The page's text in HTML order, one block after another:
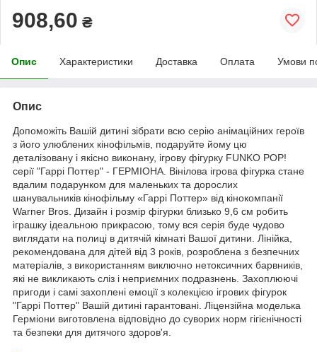
908,60 ₴
Опис Характеристики Доставка Оплата Умови
Опис
Допоможіть Вашій дитині зібрати всю серію анімаційних героїв
з його улюблених кінофільмів, подаруйте йому цю
деталізовану і якісно виконану, ігрову фігурку FUNKO POP!
серії "Гаррі Поттер" - ГЕРМІОНА. Вінілова ігрова фігурка стане
вдалим подарунком для маленьких та дорослих
шанувальників кінофільму «Гаррі Поттер» від кінокомпанії
Warner Bros. Дизайн і розмір фігурки близько 9,6 см робить
іграшку ідеальною прикрасою, тому вся серія буде чудово
виглядати на полиці в дитячій кімнаті Вашої дитини. Лінійка,
рекомендована для дітей від 3 років, розроблена з безпечних
матеріалів, з використанням виключно нетоксичних барвників,
які не викликають сліз і неприємних подразнень. Захоплюючі
пригоди і самі захоплені емоції з колекцією ігрових фігурок
"Гаррі Поттер" Вашій дитині гарантовані. Ліцензійна моделька
Герміони виготовлена відповідно до суворих норм гігієнічності
та безпеки для дитячого здоров'я.